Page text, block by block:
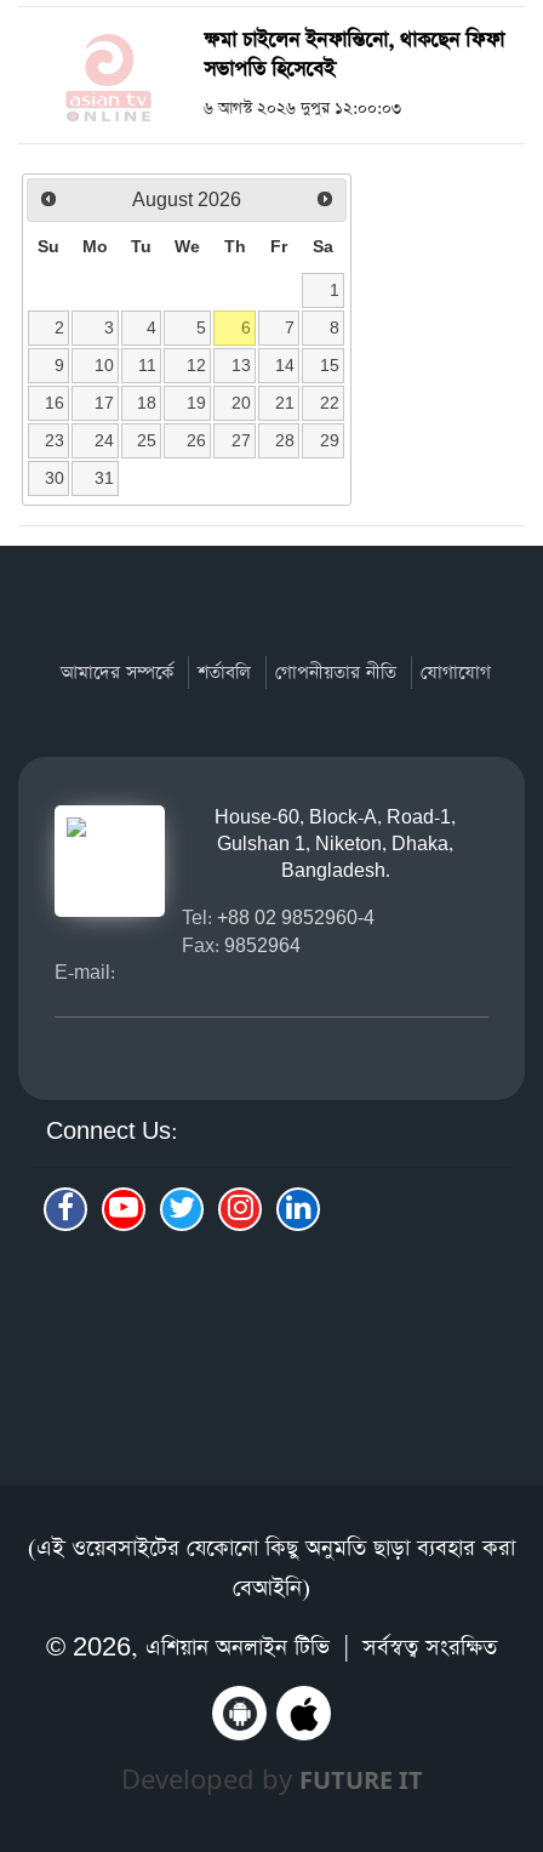
ক্ষমা চাইলেন ইনফান্তিনো, থাকছেন ফিফা
সভাপতি হিসেবেই
৬ আগস্ট ২০২৬ দুপুর ১২:০০:০৩
August 2026
Su Mo Tu We Th Fr Sa
1
2
3 4 5 6 7
8
9
10 11 12 13 14
15
16
17 18 19 20 21
22
23
24 25 26 27 28
29
30
31
আমাদের সম্পর্কে শর্তাবলি গোপনীয়তার নীতি যোগাযোগ
House-60, Block-A, Road-1,
Gulshan 1, Niketon, Dhaka,
Bangladesh.
Tel: +88 02 9852960-4
Fax: 9852964
E-mail:
Connect Us:
(এই ওয়েবসাইটের যেকোনো কিছু অনুমতি ছাড়া ব্যবহার করা
বেআইনি)
© 2026, এশিয়ান অনলাইন টিভি| সর্বস্বত্ব সংরক্ষিত
Developed by FUTURE IT